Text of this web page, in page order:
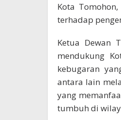
Kota
terhadap
Ketua Dewan
mendukung
kebugaran
antara lain
yang
tumbuh di